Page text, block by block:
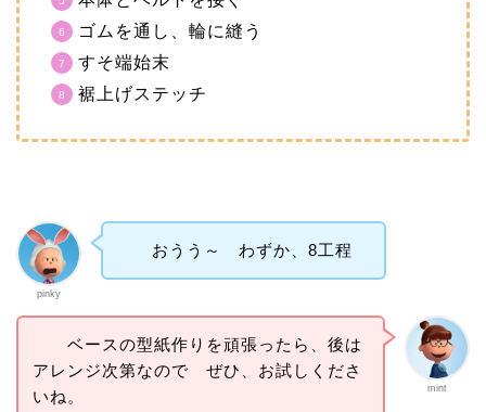
ゴムを通し、輪に縫う
すそ端始末
裾上げステッチ
pinky
おうう～ わずか、8工程
mint
ベースの型紙作りを頑張ったら、後は
アレンジ次第なので ぜひ、お試しくださ
いね。